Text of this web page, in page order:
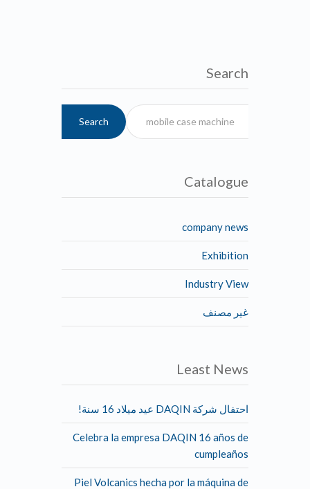
Search
Search
Catalogue
company news
Exhibition
Industry View
غير مصنف
Least News
احتفال شركة DAQIN عيد ميلاد 16 سنة!
Celebra la empresa DAQIN 16 años de
cumpleaños
Piel Volcanics hecha por la máquina de